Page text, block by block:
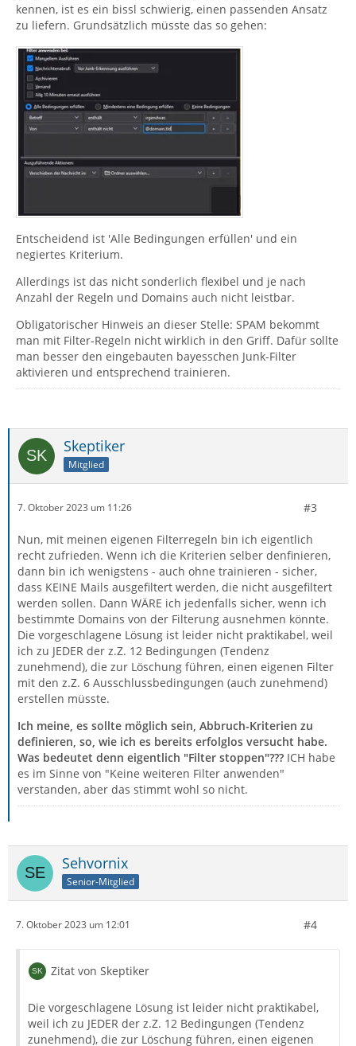
kennen, ist es ein bissl schwierig, einen passenden Ansatz
zu liefern. Grundsätzlich müsste das so gehen:
Entscheidend ist 'Alle Bedingungen erfüllen' und ein
negiertes Kriterium.
Allerdings ist das nicht sonderlich flexibel und je nach
Anzahl der Regeln und Domains auch nicht leistbar.
Obligatorischer Hinweis an dieser Stelle: SPAM bekommt
man mit Filter-Regeln nicht wirklich in den Griff. Dafür sollte
man besser den eingebauten bayesschen Junk-Filter
aktivieren und entsprechend trainieren.
Skeptiker
Mitglied
7. Oktober 2023 um 11:26 #3
Nun, mit meinen eigenen Filterregeln bin ich eigentlich
recht zufrieden. Wenn ich die Kriterien selber denfinieren,
dann bin ich wenigstens - auch ohne trainieren - sicher,
dass KEINE Mails ausgefiltert werden, die nicht ausgefiltert
werden sollen. Dann WÄRE ich jedenfalls sicher, wenn ich
bestimmte Domains von der Filterung ausnehmen könnte.
Die vorgeschlagene Lösung ist leider nicht praktikabel, weil
ich zu JEDER der z.Z. 12 Bedingungen (Tendenz
zunehmend), die zur Löschung führen, einen eigenen Filter
mit den z.Z. 6 Ausschlussbedingungen (auch zunehmend)
erstellen müsste.
Ich meine, es sollte möglich sein, Abbruch-Kriterien zu
definieren, so, wie ich es bereits erfolglos versucht habe.
Was bedeutet denn eigentlich "Filter stoppen"??? ICH habe
es im Sinne von "Keine weiteren Filter anwenden"
verstanden, aber das stimmt wohl so nicht.
Sehvornix
Senior-Mitglied
7. Oktober 2023 um 12:01 #4
Zitat von Skeptiker
Die vorgeschlagene Lösung ist leider nicht praktikabel,
weil ich zu JEDER der z.Z. 12 Bedingungen (Tendenz
zunehmend), die zur Löschung führen, einen eigenen